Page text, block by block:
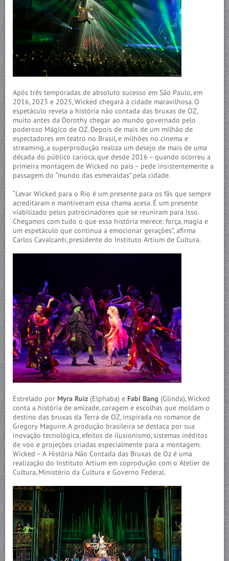
Após três temporadas de absoluto sucesso em São Paulo, em
2016, 2023 e 2025, Wicked chegará à cidade maravilhosa. O
espetáculo revela a história não contada das bruxas de OZ,
muito antes da Dorothy chegar ao mundo governado pelo
poderoso Mágico de OZ. Depois de mais de um milhão de
espectadores em teatro no Brasil, e milhões no cinema e
streaming, a superprodução realiza um desejo de mais de uma
década do público carioca, que desde 2016 – quando ocorreu a
primeira montagem de Wicked no país – pede insistentemente a
passagem do “mundo das esmeraldas” pela cidade.
“Levar Wicked para o Rio é um presente para os fãs que sempre
acreditaram e mantiveram essa chama acesa. É um presente
viabilizado pelos patrocinadores que se reuniram para isso.
Chegamos com tudo o que essa história merece: força, magia e
um espetáculo que continua a emocionar gerações”, afirma
Carlos Cavalcanti, presidente do Instituto Artium de Cultura.
Estrelado por Myra Ruiz (Elphaba) e Fabi Bang (Glinda), Wicked
conta a história de amizade, coragem e escolhas que moldam o
destino das bruxas da Terra de OZ, inspirada no romance de
Gregory Maguire. A produção brasileira se destaca por sua
inovação tecnológica, efeitos de ilusionismo, sistemas inéditos
de voo e projeções criadas especialmente para a montagem.
Wicked – A História Não Contada das Bruxas de Oz é uma
realização do Instituto Artium em coprodução com o Atelier de
Cultura, Ministério da Cultura e Governo Federal.